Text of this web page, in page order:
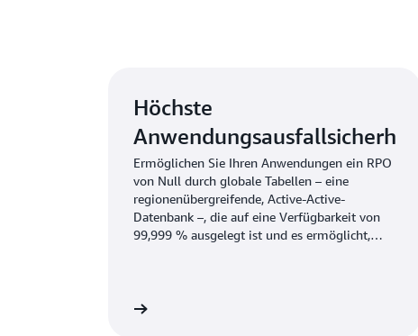
Höchste
Anwendungsausfallsicherheit
Ermöglichen Sie Ihren Anwendungen ein RPO
von Null durch globale Tabellen – eine
regionenübergreifende, Active-Active-
Datenbank –, die auf eine Verfügbarkeit von
99,999 % ausgelegt ist und es ermöglicht,